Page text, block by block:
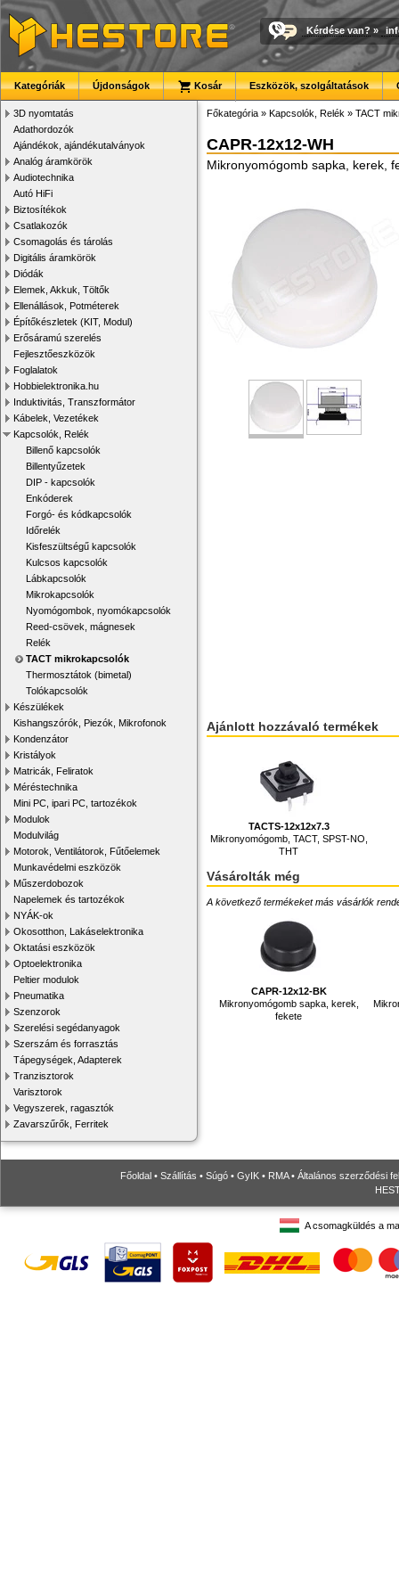
Kérdése van? »
Kategóriák Újdonságok Kosár Eszközök, szolgáltatások
3D nyomtatás
Adathordozók
Ajándékok, ajándékutalványok
Analóg áramkörök
Audiotechnika
Autó HiFi
Biztosítékok
Csatlakozók
Csomagolás és tárolás
Digitális áramkörök
Diódák
Elemek, Akkuk, Töltők
Ellenállások, Potméterek
Építőkészletek (KIT, Modul)
Erősáramú szerelés
Fejlesztőeszközök
Foglalatok
Hobbielektronika.hu
Induktivitás, Transzformátor
Kábelek, Vezetékek
Kapcsolók, Relék
Billenő kapcsolók
Billentyűzetek
DIP - kapcsolók
Enkóderek
Forgó- és kódkapcsolók
Időrelék
Kisfeszültségű kapcsolók
Kulcsos kapcsolók
Lábkapcsolók
Mikrokapcsolók
Nyomógombok, nyomókapcsolók
Reed-csövek, mágnesek
Relék
TACT mikrokapcsolók
Thermosztátok (bimetal)
Tolókapcsolók
Készülékek
Kishangszórók, Piezók, Mikrofonok
Kondenzátor
Kristályok
Matricák, Feliratok
Méréstechnika
Mini PC, ipari PC, tartozékok
Modulok
Modulvilág
Motorok, Ventilátorok, Fűtőelemek
Munkavédelmi eszközök
Műszerdobozok
Napelemek és tartozékok
NYÁK-ok
Okosotthon, Lakáselektronika
Oktatási eszközök
Optoelektronika
Peltier modulok
Pneumatika
Szenzorok
Szerelési segédanyagok
Szerszám és forrasztás
Tápegységek, Adapterek
Tranzisztorok
Varisztorok
Vegyszerek, ragasztók
Zavarszűrők, Ferritek
Főkategória » Kapcsolók, Relék » TACT
CAPR-12x12-WH
Mikronyomógomb sapka, kerek,
Ajánlott hozzávaló termékek
TACTS-12x12x7.3
Mikronyomógomb, TACT, SPST-NO,
THT
Vásárolták még
A következő termékeket más vásárlók
CAPR-12x12-BK
Mikronyomógomb sapka, kerek,
fekete
Főoldal • Szállítás • Súgó • GyIK • RMA• Általános szerződési
A csomagküldés a